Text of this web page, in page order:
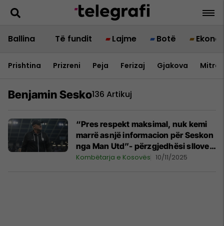
Ballina Të fundit Lajme Botë
Prishtina Prizreni Peja Ferizaj Gjakova
Benjamin Sesko136 Artikuj
“Pres respekt maksimal, nuk kemi
marrë asnjë informacion për Seskon
nga Man Utd”- përzgjedhësi slloven
Kek flet për sulmuesin
Kombëtarja e Kosovës 10/11/2025